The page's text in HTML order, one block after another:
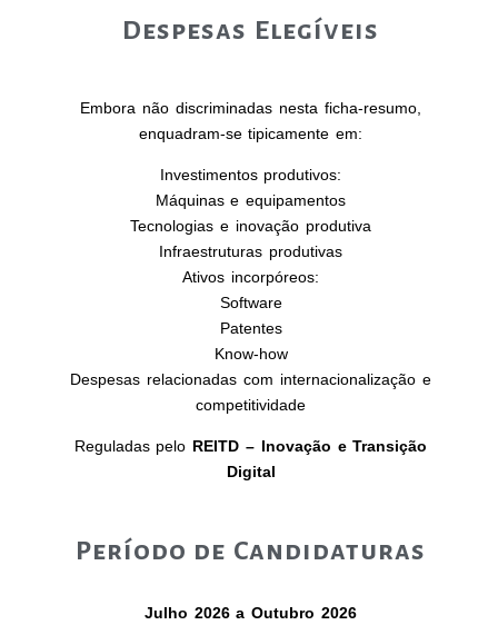
Despesas Elegíveis
Embora não discriminadas nesta ficha-resumo,
enquadram-se tipicamente em:
Investimentos produtivos:
Máquinas e equipamentos
Tecnologias e inovação produtiva
Infraestruturas produtivas
Ativos incorpóreos:
Software
Patentes
Know-how
Despesas relacionadas com internacionalização e
competitividade
Reguladas pelo REITD – Inovação e Transição
Digital
Período de Candidaturas
Julho 2026 a Outubro 2026